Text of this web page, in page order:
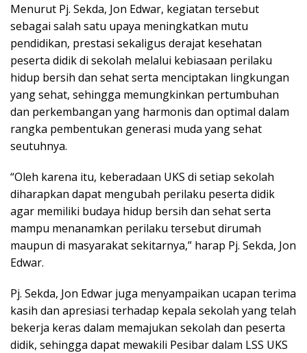
Menurut Pj. Sekda, Jon Edwar, kegiatan tersebut
sebagai salah satu upaya meningkatkan mutu
pendidikan, prestasi sekaligus derajat kesehatan
peserta didik di sekolah melalui kebiasaan perilaku
hidup bersih dan sehat serta menciptakan lingkungan
yang sehat, sehingga memungkinkan pertumbuhan
dan perkembangan yang harmonis dan optimal dalam
rangka pembentukan generasi muda yang sehat
seutuhnya.
“Oleh karena itu, keberadaan UKS di setiap sekolah
diharapkan dapat mengubah perilaku peserta didik
agar memiliki budaya hidup bersih dan sehat serta
mampu menanamkan perilaku tersebut dirumah
maupun di masyarakat sekitarnya,” harap Pj. Sekda, Jon
Edwar.
Pj. Sekda, Jon Edwar juga menyampaikan ucapan terima
kasih dan apresiasi terhadap kepala sekolah yang telah
bekerja keras dalam memajukan sekolah dan peserta
didik, sehingga dapat mewakili Pesibar dalam LSS UKS